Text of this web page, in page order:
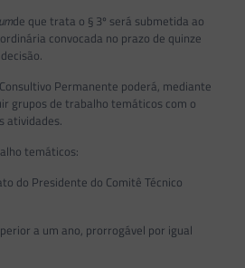
de que trata o § 3º será submetida ao
convocada no prazo de quinze
Permanente poderá, mediante
grupos de trabalho temáticos com o
atividades.
temáticos:
do Presidente do Comitê Técnico
a um ano, prorrogável por igual